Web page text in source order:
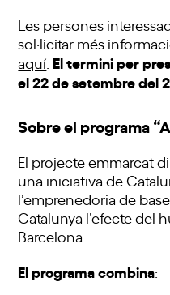
Les persones
sol·licitar més
aquí El termini per
el 22 de setembre del
Sobre el programa
El projecte emmarcat
una iniciativa de
l’emprenedoria de
Catalunya l’efecte del
Barcelona.
El programa combina: